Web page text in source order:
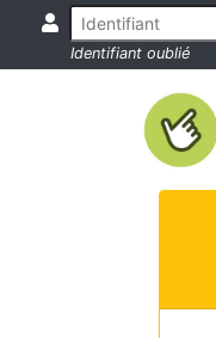
Identifiant oublié